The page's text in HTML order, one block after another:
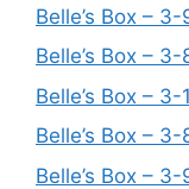
Belle’s Box –
Belle’s Box – 3-
Belle’s Box – 3-
Belle’s Box – 3-
Belle’s Box –